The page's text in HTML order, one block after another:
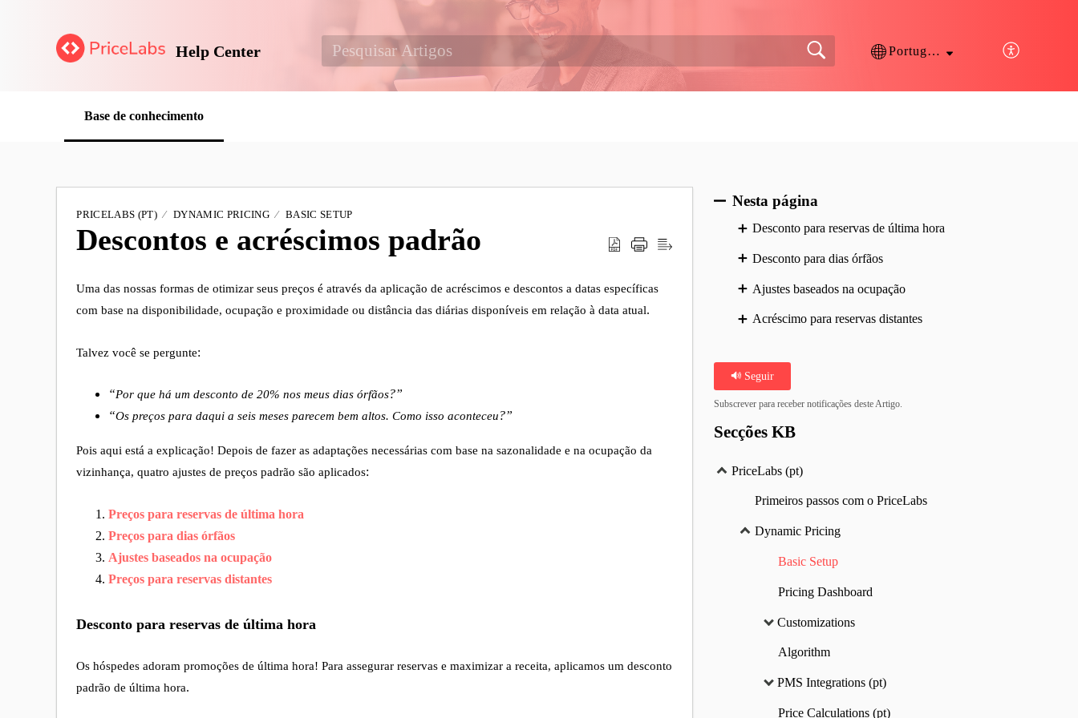
Help Center Português
Base de conhecimento
PRICELABS (PT) DYNAMIC PRICING BASIC SETUP
Descontos e acréscimos padrão
Uma das nossas formas de otimizar seus preços é através da aplicação de acréscimos e descontos a datas específicas
com base na disponibilidade, ocupação e proximidade ou distância das diárias disponíveis em relação à data atual.
Talvez você se pergunte:
“Por que há um desconto de 20% nos meus dias órfãos?”
“Os preços para daqui a seis meses parecem bem altos. Como isso aconteceu?”
Pois aqui está a explicação! Depois de fazer as adaptações necessárias com base na sazonalidade e na ocupação da
vizinhança, quatro ajustes de preços padrão são aplicados:
Preços para reservas de última hora
Preços para dias órfãos
Ajustes baseados na ocupação
Preços para reservas distantes
Desconto para reservas de última hora
Os hóspedes adoram promoções de última hora! Para assegurar reservas e maximizar a receita, aplicamos um desconto
padrão de última hora.
Nesta página
Desconto para reservas de última hora
Desconto para dias órfãos
Ajustes baseados na ocupação
Acréscimo para reservas distantes
Seguir
Subscrever para receber notificações deste Artigo.
Secções KB
PriceLabs (pt)
Primeiros passos com o PriceLabs
Dynamic Pricing
Basic Setup
Pricing Dashboard
Customizations
Algorithm
PMS Integrations (pt)
Price Calculations (pt)